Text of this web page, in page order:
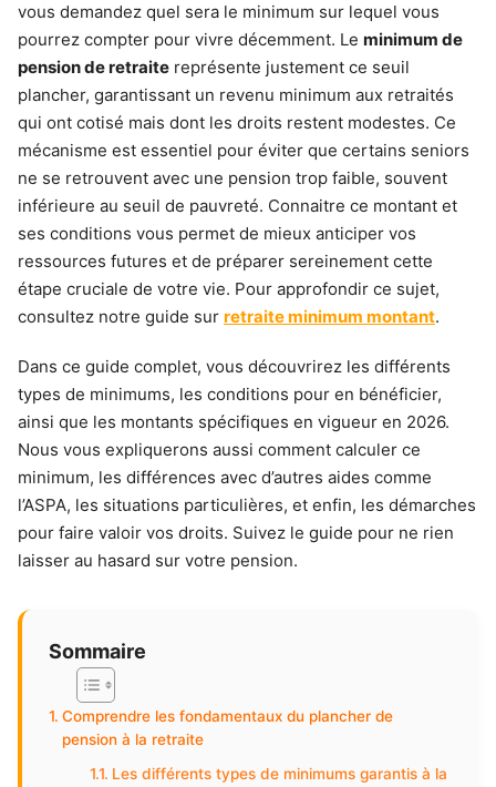
vous demandez quel sera le minimum sur lequel vous
pourrez compter pour vivre décemment. Le minimum de
pension de retraite représente justement ce seuil
plancher, garantissant un revenu minimum aux retraités
qui ont cotisé mais dont les droits restent modestes. Ce
mécanisme est essentiel pour éviter que certains seniors
ne se retrouvent avec une pension trop faible, souvent
inférieure au seuil de pauvreté. Connaitre ce montant et
ses conditions vous permet de mieux anticiper vos
ressources futures et de préparer sereinement cette
étape cruciale de votre vie. Pour approfondir ce sujet,
consultez notre guide sur retraite minimum montant.
Dans ce guide complet, vous découvrirez les différents
types de minimums, les conditions pour en bénéficier,
ainsi que les montants spécifiques en vigueur en 2026.
Nous vous expliquerons aussi comment calculer ce
minimum, les différences avec d’autres aides comme
l’ASPA, les situations particulières, et enfin, les démarches
pour faire valoir vos droits. Suivez le guide pour ne rien
laisser au hasard sur votre pension.
Sommaire
Comprendre les fondamentaux du plancher de
pension à la retraite
Les différents types de minimums garantis à la